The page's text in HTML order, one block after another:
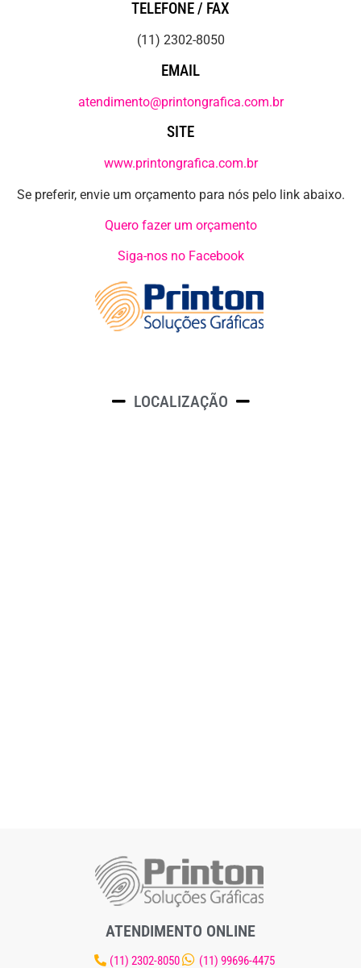
TELEFONE / FAX
(11) 2302-8050
EMAIL
atendimento@printongrafica.com.br
SITE
www.printongrafica.com.br
Se preferir, envie um orçamento para nós pelo link abaixo.
Quero fazer um orçamento
Siga-nos no Facebook
LOCALIZAÇÃO
ATENDIMENTO ONLINE
(11) 2302-8050 (11) 99696-4475